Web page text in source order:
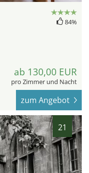
84%
ab 130,00 EUR
pro Zimmer und Nacht
zum Angebot
21